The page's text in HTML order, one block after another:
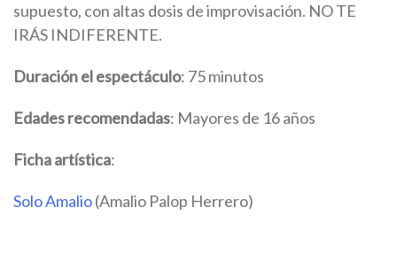
supuesto, con altas dosis de improvisación. NO TE
IRÁS INDIFERENTE.
Duración el espectáculo: 75 minutos
Edades recomendadas: Mayores de 16 años
Ficha artística:
Solo Amalio(Amalio Palop Herrero)